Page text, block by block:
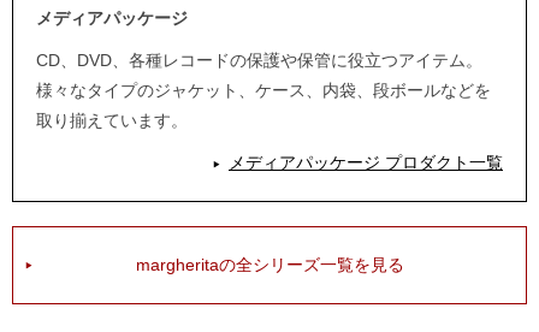
メディアパッケージ
CD、DVD、各種レコードの保護や保管に役立つアイテム。
様々なタイプのジャケット、ケース、内袋、段ボールなどを
取り揃えています。
メディアパッケージ プロダクト一覧
margheritaの全シリーズ一覧を見る